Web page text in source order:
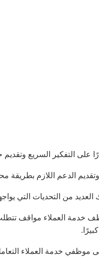
التفكير السريع وتقديم
الدعم اللازم بطريقة
العديد من التحديات التي
خدمة العملاء مواقف
موظفي خدمة العملاء